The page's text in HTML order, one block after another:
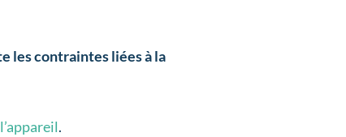
les contraintes liées à la
.